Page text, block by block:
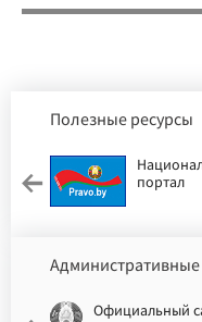
Полезные ресурсы
портал
Административные
Официальный